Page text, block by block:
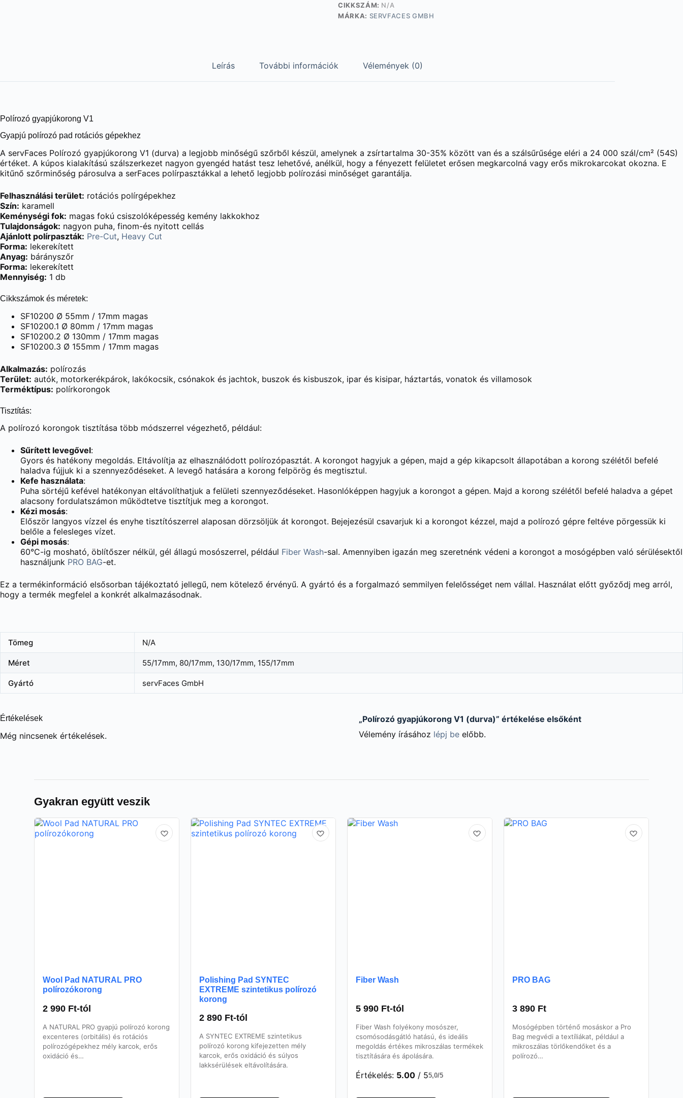
CIKKSZÁM: N/A
MÁRKA: SERVFACES GMBH
Leírás További információk Vélemények (0)
Polírozó gyapjúkorong V1
Gyapjú polírozó pad rotációs gépekhez
A servFaces Polírozó gyapjúkorong V1 (durva) a legjobb minőségű szőrből készül, amelynek a zsírtartalma 30-35% között van és a szálsűrűsége eléri a 24 000 szál/cm² (54S)
értéket. A kúpos kialakítású szálszerkezet nagyon gyengéd hatást tesz lehetővé, anélkül, hogy a fényezett felületet erősen megkarcolná vagy erős mikrokarcokat okozna. E
kitűnő szőrminőség párosulva a serFaces polírpasztákkal a lehető legjobb polírozási minőséget garantálja.
Felhasználási terület: rotációs polírgépekhez
Szín: karamell
Keménységi fok: magas fokú csiszolóképesség kemény lakkokhoz
Tulajdonságok: nagyon puha, finom-és nyitott cellás
Ajánlott polírpaszták: Pre-Cut, Heavy Cut
Forma: lekerekített
Anyag: bárányszőr
Forma: lekerekített
Mennyiség: 1 db
Cikkszámok és méretek:
SF10200 Ø 55mm / 17mm magas
SF10200.1 Ø 80mm / 17mm magas
SF10200.2 Ø 130mm / 17mm magas
SF10200.3 Ø 155mm / 17mm magas
Alkalmazás: polírozás
Terület: autók, motorkerékpárok, lakókocsik, csónakok és jachtok, buszok és kisbuszok, ipar és kisipar, háztartás, vonatok és villamosok
Terméktípus: polírkorongok
Tisztítás:
A polírozó korongok tisztítása több módszerrel végezhető, például:
Sűrített levegővel:
Gyors és hatékony megoldás. Eltávolítja az elhasználódott polírozópasztát. A korongot hagyjuk a gépen, majd a gép kikapcsolt állapotában a korong szélétől befelé
haladva fújjuk ki a szennyeződéseket. A levegő hatására a korong felpörög és megtisztul.
Kefe használata:
Puha sörtéjű kefével hatékonyan eltávolíthatjuk a felületi szennyeződéseket. Hasonlóképpen hagyjuk a korongot a gépen. Majd a korong szélétől befelé haladva a gépet
alacsony fordulatszámon működtetve tisztítjuk meg a korongot.
Kézi mosás:
Először langyos vízzel és enyhe tisztítószerrel alaposan dörzsöljük át korongot. Bejejezésül csavarjuk ki a korongot kézzel, majd a polírozó gépre feltéve pörgessük ki
belőle a felesleges vízet.
Gépi mosás:
60°C-ig mosható, öblítőszer nélkül, gél állagú mosószerrel, például Fiber Wash-sal. Amennyiben igazán meg szeretnénk védeni a korongot a mosógépben való sérülésektől
használjunk PRO BAG-et.
Ez a termékinformáció elsősorban tájékoztató jellegű, nem kötelező érvényű. A gyártó és a forgalmazó semmilyen felelősséget nem vállal. Használat előtt győződj meg arról,
hogy a termék megfelel a konkrét alkalmazásodnak.
Tömeg N/A
Méret 55/17mm, 80/17mm, 130/17mm, 155/17mm
Gyártó servFaces GmbH
Értékelések
Még nincsenek értékelések.
„Polírozó gyapjúkorong V1 (durva)” értékelése elsőként
Vélemény írásához lépj beelőbb.
Gyakran együtt veszik
Wool Pad NATURAL PRO
polírozókorong
2 990 Ft-tól
A NATURAL PRO gyapjú polírozó korong
excenteres (orbitális) és rotációs
polírozógépekhez mély karcok, erős
oxidáció és…
Ennek
Polishing Pad SYNTEC
EXTREME szintetikus polírozó
korong
2 890 Ft-tól
A SYNTEC EXTREME szintetikus
polírozó korong kifejezetten mély
karcok, erős oxidáció és súlyos
lakksérülések eltávolítására.
Ennek
Fiber Wash
5 990 Ft-tól
Fiber Wash folyékony mosószer,
csomósodásgátló hatású, és ideális
megoldás értékes mikroszálas termékek
tisztítására és ápolására.
Értékelés: 5.00/ 55,0/5
Ennek
PRO BAG
3 890 Ft
Mosógépben történő mosáskor a Pro
Bag megvédi a textíliákat, például a
mikroszálas törlőkendőket és a
polírozó…